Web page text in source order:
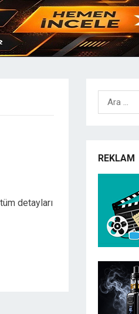
detayları
Arama:
REKLAM